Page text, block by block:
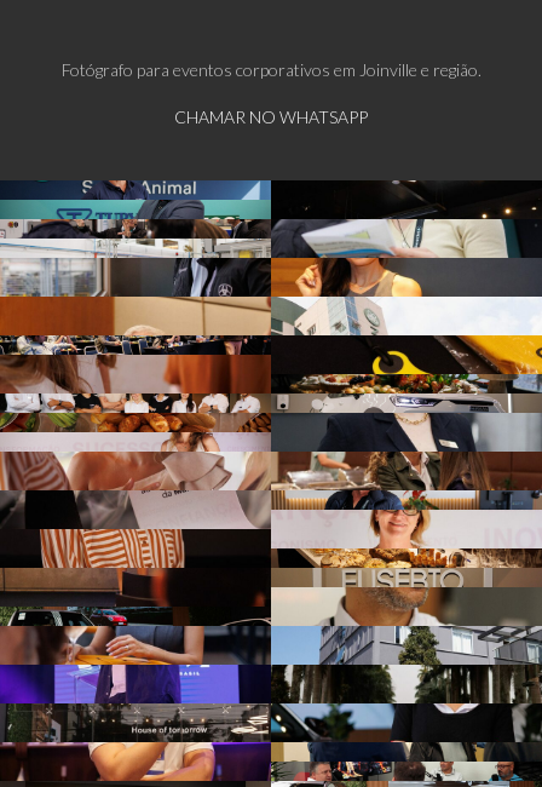
Fotógrafo para eventos corporativos em Joinville e região.
CHAMAR NO WHATSAPP